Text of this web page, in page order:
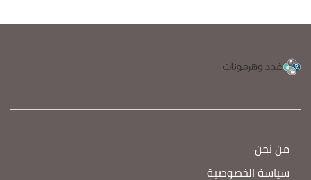
من نحن
سياسة الخصوصية